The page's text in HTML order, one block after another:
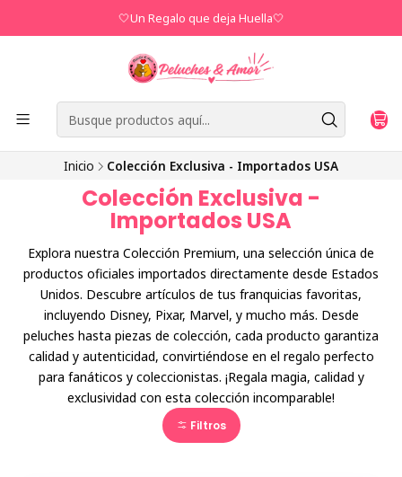
🤍Un Regalo que deja Huella🤍
Inicio Colección Exclusiva - Importados USA
Colección Exclusiva -
Importados USA
Explora nuestra Colección Premium, una selección única de
productos oficiales importados directamente desde Estados
Unidos. Descubre artículos de tus franquicias favoritas,
incluyendo Disney, Pixar, Marvel, y mucho más. Desde
peluches hasta piezas de colección, cada producto garantiza
calidad y autenticidad, convirtiéndose en el regalo perfecto
para fanáticos y coleccionistas. ¡Regala magia, calidad y
exclusividad con esta colección incomparable!
Filtros